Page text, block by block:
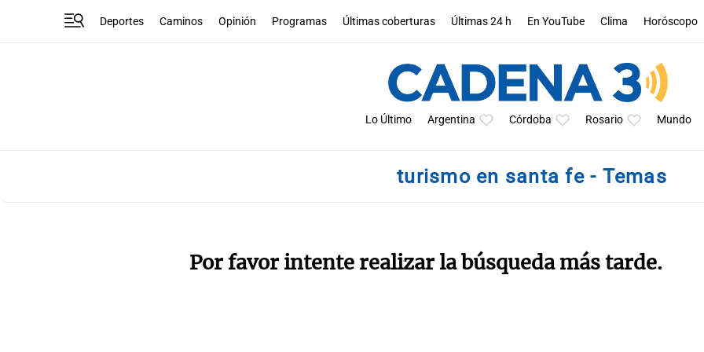
Deportes Caminos Opinión Programas Últimas coberturas Últimas 24 h En YouTube Clima Horóscopo
Lo Último Argentina Córdoba Rosario Mundo
turismo en santa fe - Temas
Por favor intente realizar la búsqueda más tarde.